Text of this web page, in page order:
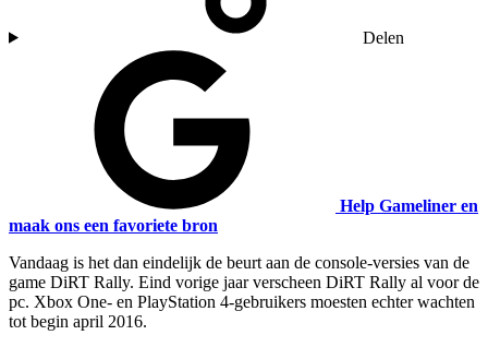
Delen
Help Gameliner en
maak ons een favoriete bron
Vandaag is het dan eindelijk de beurt aan de console-versies van de
game DiRT Rally. Eind vorige jaar verscheen DiRT Rally al voor de
pc. Xbox One- en PlayStation 4-gebruikers moesten echter wachten
tot begin april 2016.